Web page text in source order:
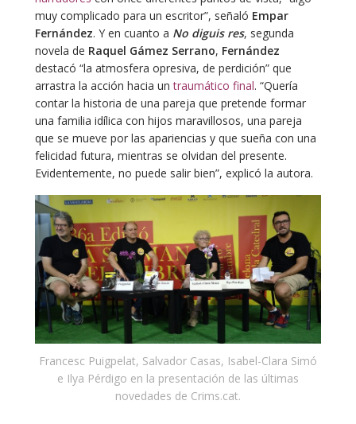
muy complicado para un escritor”, señaló Empar
Fernández. Y en cuanto a No diguis res, segunda
novela de Raquel Gámez Serrano, Fernández
destacó “la atmosfera opresiva, de perdición” que
arrastra la acción hacia untraumático final. “Quería
contar la historia de una pareja que pretende formar
una familia idílica con hijos maravillosos, una pareja
que se mueve por las apariencias y que sueña con una
felicidad futura, mientras se olvidan del presente.
Evidentemente, no puede salir bien”, explicó la autora.
Francesc Puigpelat, Salvador Casas, Isabel-Clara Simó
e Ilya Pérdigo en la presentación de las últimas
novedades de Crims.cat.